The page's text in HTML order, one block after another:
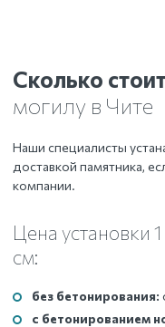
Сколько
могилу в Чите
Наши специалисты
доставкой памятника,
компании.
Цена установки
см:
без бетонирования:
с бетонированием